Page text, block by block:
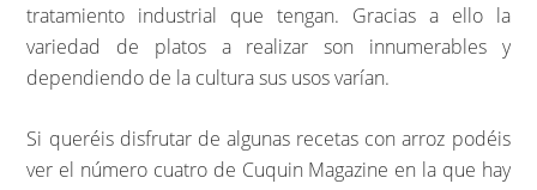
tratamiento industrial que tengan. Gracias a ello la
variedad de platos a realizar son innumerables y
dependiendo de la cultura sus usos varían.
Si queréis disfrutar de algunas recetas con arroz podéis
ver el número cuatro de Cuquin Magazine en la que hay